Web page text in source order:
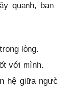
quanh, bạn
lòng.
với mình.
hệ giữa